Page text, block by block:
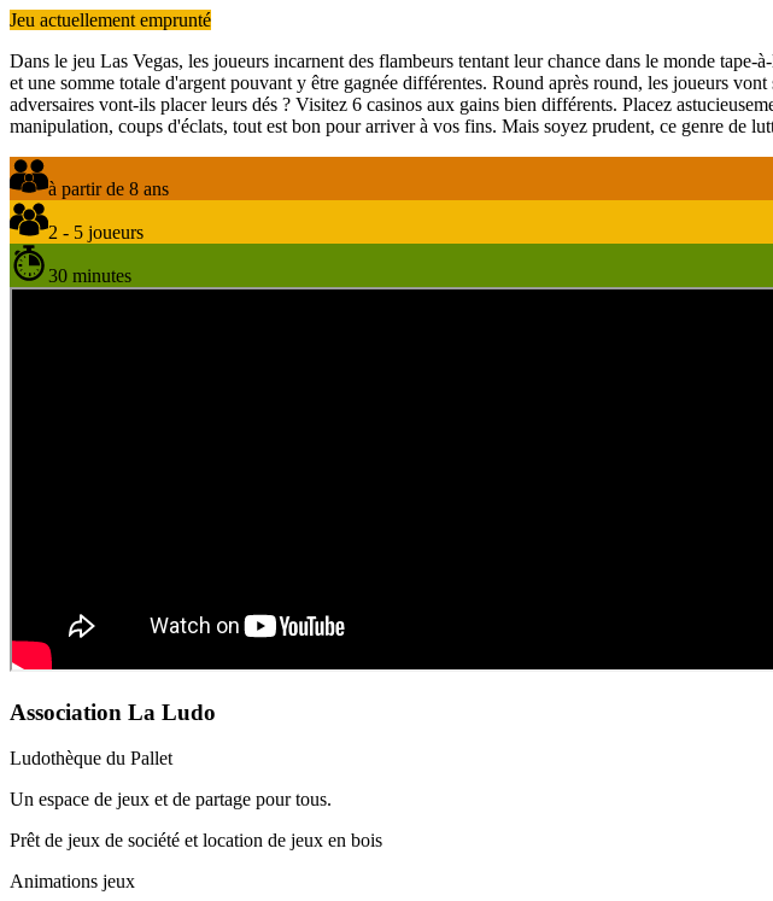
Jeu actuellement emprunté
Dans le jeu Las Vegas, les joueurs incarnent des flambeurs tentant leur chance dans le monde
et une somme totale d'argent pouvant y être gagnée différentes. Round après round, les joueurs
adversaires vont-ils placer leurs dés ? Visitez 6 casinos aux gains bien différents. Placez
manipulation, coups d'éclats, tout est bon pour arriver à vos fins. Mais soyez prudent, ce genre de
à partir de 8 ans
2 - 5 joueurs
30 minutes
Association La Ludo
Ludothèque du Pallet
Un espace de jeux et de partage pour tous.
Prêt de jeux de société et location de jeux en bois
Animations jeux